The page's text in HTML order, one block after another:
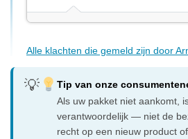
Alle klachten die gemeld zijn door
Tip van onze
Als uw pakket niet aankomt,
verantwoordelijk — niet de
recht op een nieuw product